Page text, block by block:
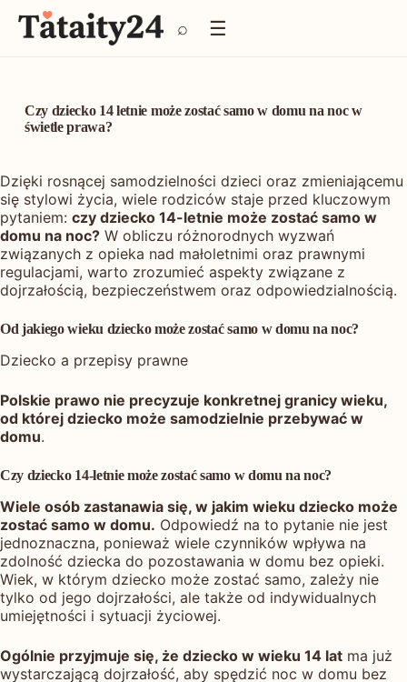
P
r
d
ź
t
r
e
ś
c
i
⌕ ☰
Czy dziecko 14 letnie może zostać samo w domu na noc w
świetle prawa?
Dzięki rosnącej samodzielności dzieci oraz zmieniającemu
się stylowi życia, wiele rodziców staje przed kluczowym
pytaniem: czy dziecko 14-letnie może zostać samo w
domu na noc? W obliczu różnorodnych wyzwań
związanych z opieka nad małoletnimi oraz prawnymi
regulacjami, warto zrozumieć aspekty związane z
dojrzałością, bezpieczeństwem oraz odpowiedzialnością.
Od jakiego wieku dziecko może zostać samo w domu na noc?
Dziecko a przepisy prawne
Polskie prawo nie precyzuje konkretnej granicy wieku,
od której dziecko może samodzielnie przebywać w
domu.
Czy dziecko 14-letnie może zostać samo w domu na noc?
Wiele osób zastanawia się, w jakim wieku dziecko może
zostać samo w domu. Odpowiedź na to pytanie nie jest
jednoznaczna, ponieważ wiele czynników wpływa na
zdolność dziecka do pozostawania w domu bez opieki.
Wiek, w którym dziecko może zostać samo, zależy nie
tylko od jego dojrzałości, ale także od indywidualnych
umiejętności i sytuacji życiowej.
Ogólnie przyjmuje się, że dziecko w wieku 14 lat ma już
wystarczającą dojrzałość, aby spędzić noc w domu bez